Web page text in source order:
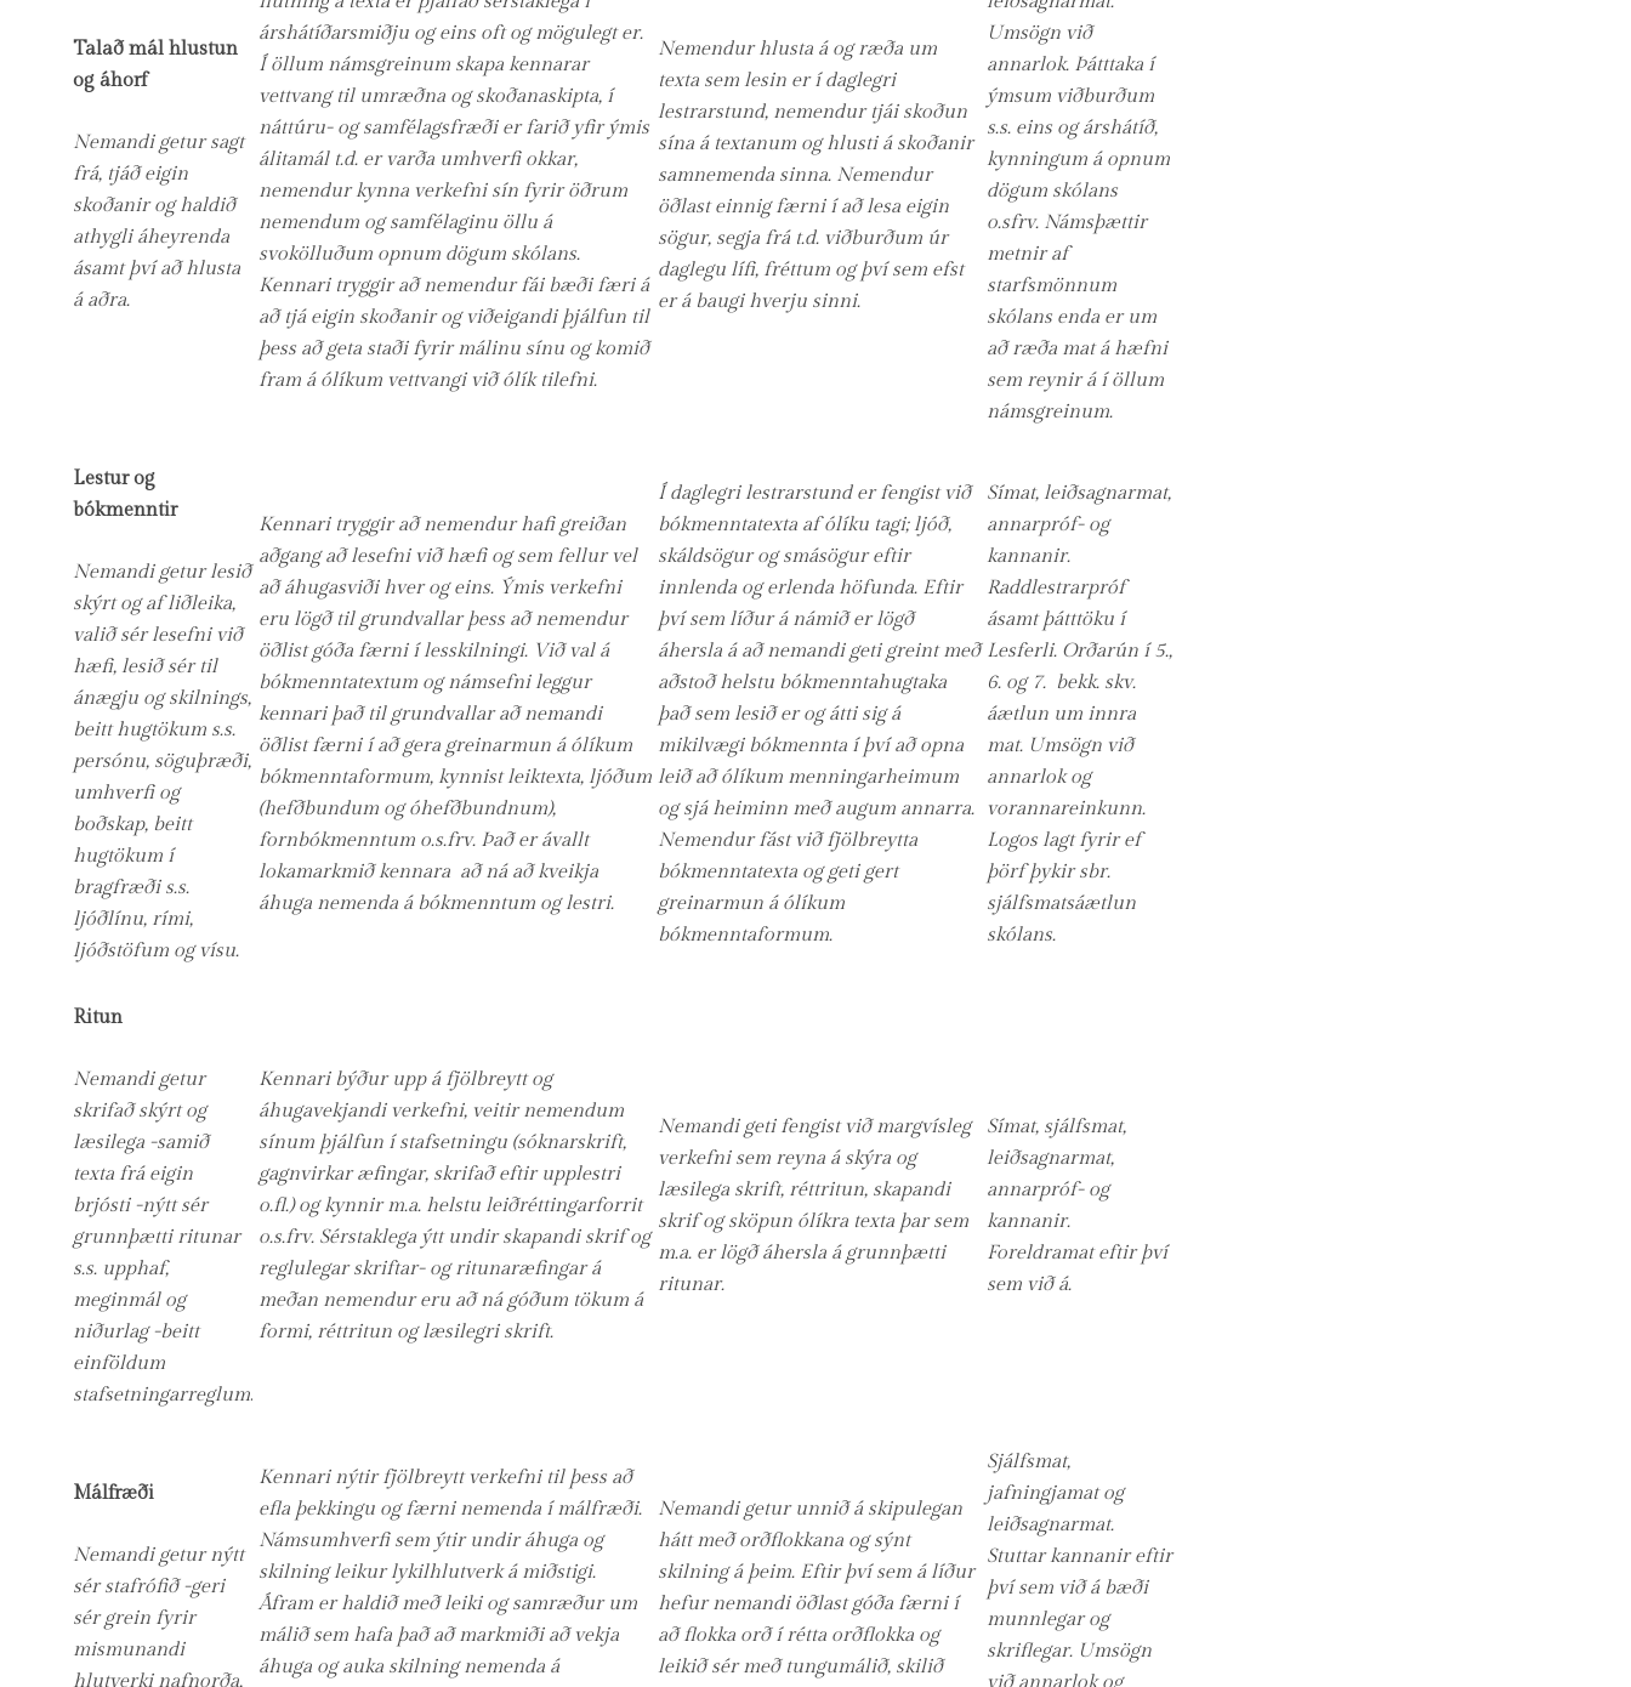
Talað mál hlustun
og áhorf
Nemandi getur sagt
frá, tjáð eigin
skoðanir og haldið
athygli áheyrenda
ásamt því að hlusta
á aðra.
árshátíðarsmiðju og eins oft og mögulegt er.
Í öllum námsgreinum skapa kennarar
vettvang til umræðna og skoðanaskipta, í
náttúru- og samfélagsfræði er farið yfir ýmis
álitamál t.d. er varða umhverfi okkar,
nemendur kynna verkefni sín fyrir öðrum
nemendum og samfélaginu öllu á
svokölluðum opnum dögum skólans.
Kennari tryggir að nemendur fái bæði færi á
að tjá eigin skoðanir og viðeigandi þjálfun til
þess að geta staði fyrir málinu sínu og komið
fram á ólíkum vettvangi við ólík tilefni.
Nemendur hlusta á og ræða um
texta sem lesin er í daglegri
lestrarstund, nemendur tjái skoðun
sína á textanum og hlusti á skoðanir
samnemenda sinna. Nemendur
öðlast einnig færni í að lesa eigin
sögur, segja frá t.d. viðburðum úr
daglegu lífi, fréttum og því sem efst
er á baugi hverju sinni.
Umsögn við
annarlok. Þátttaka í
ýmsum viðburðum
s.s. eins og árshátíð,
kynningum á opnum
dögum skólans
o.sfrv. Námsþættir
metnir af
starfsmönnum
skólans enda er um
að ræða mat á hæfni
sem reynir á í öllum
námsgreinum.
Lestur og
bókmenntir
Nemandi getur lesið
skýrt og af liðleika,
valið sér lesefni við
hæfi, lesið sér til
ánægju og skilnings,
beitt hugtökum s.s.
persónu, söguþræði,
umhverfi og
boðskap, beitt
hugtökum í
bragfræði s.s.
ljóðlínu, rími,
ljóðstöfum og vísu.
Kennari tryggir að nemendur hafi greiðan
aðgang að lesefni við hæfi og sem fellur vel
að áhugasviði hver og eins. Ýmis verkefni
eru lögð til grundvallar þess að nemendur
öðlist góða færni í lesskilningi. Við val á
bókmenntatextum og námsefni leggur
kennari það til grundvallar að nemandi
öðlist færni í að gera greinarmun á ólíkum
bókmenntaformum, kynnist leiktexta, ljóðum
(hefðbundum og óhefðbundnum),
fornbókmenntum o.s.frv. Það er ávallt
lokamarkmið kennara að ná að kveikja
áhuga nemenda á bókmenntum og lestri.
Í daglegri lestrarstund er fengist við
bókmenntatexta af ólíku tagi; ljóð,
skáldsögur og smásögur eftir
innlenda og erlenda höfunda. Eftir
því sem líður á námið er lögð
áhersla á að nemandi geti greint með
aðstoð helstu bókmenntahugtaka
það sem lesið er og átti sig á
mikilvægi bókmennta í því að opna
leið að ólíkum menningarheimum
og sjá heiminn með augum annarra.
Nemendur fást við fjölbreytta
bókmenntatexta og geti gert
greinarmun á ólíkum
bókmenntaformum.
Símat, leiðsagnarmat,
annarpróf- og
kannanir.
Raddlestrarpróf
ásamt þátttöku í
Lesferli. Orðarún í 5.,
6. og 7. bekk. skv.
áætlun um innra
mat. Umsögn við
annarlok og
vorannareinkunn.
Logos lagt fyrir ef
þörf þykir sbr.
sjálfsmatsáætlun
skólans.
Ritun
Nemandi getur
skrifað skýrt og
læsilega -samið
texta frá eigin
brjósti -nýtt sér
grunnþætti ritunar
s.s. upphaf,
meginmál og
niðurlag -beitt
einföldum
stafsetningarreglum.
Kennari býður upp á fjölbreytt og
áhugavekjandi verkefni, veitir nemendum
sínum þjálfun í stafsetningu (sóknarskrift,
gagnvirkar æfingar, skrifað eftir upplestri
o.fl.) og kynnir m.a. helstu leiðréttingarforrit
o.s.frv. Sérstaklega ýtt undir skapandi skrif og
reglulegar skriftar- og ritunaræfingar á
meðan nemendur eru að ná góðum tökum á
formi, réttritun og læsilegri skrift.
Nemandi geti fengist við margvísleg
verkefni sem reyna á skýra og
læsilega skrift, réttritun, skapandi
skrif og sköpun ólíkra texta þar sem
m.a. er lögð áhersla á grunnþætti
ritunar.
Símat, sjálfsmat,
leiðsagnarmat,
annarpróf- og
kannanir.
Foreldramat eftir því
sem við á.
Málfræði
Nemandi getur nýtt
sér stafrófið -geri
sér grein fyrir
mismunandi
hlutverki nafnorða,
Kennari nýtir fjölbreytt verkefni til þess að
efla þekkingu og færni nemenda í málfræði.
Námsumhverfi sem ýtir undir áhuga og
skilning leikur lykilhlutverk á miðstigi.
Áfram er haldið með leiki og samræður um
málið sem hafa það að markmiði að vekja
áhuga og auka skilning nemenda á
Nemandi getur unnið á skipulegan
hátt með orðflokkana og sýnt
skilning á þeim. Eftir því sem á líður
hefur nemandi öðlast góða færni í
að flokka orð í rétta orðflokka og
leikið sér með tungumálið, skilið
Sjálfsmat,
jafningjamat og
leiðsagnarmat.
Stuttar kannanir eftir
því sem við á bæði
munnlegar og
skriflegar. Umsögn